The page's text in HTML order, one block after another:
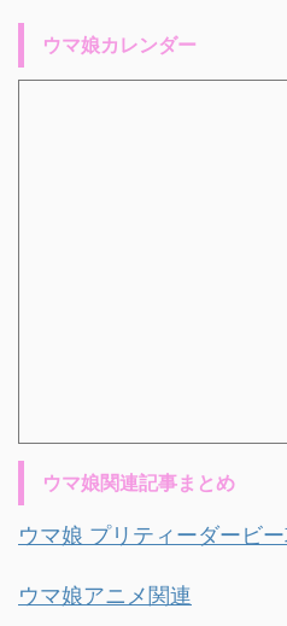
ウマ娘カレンダー
ウマ娘関連記事まとめ
ウマ娘 プリティーダービ
ウマ娘アニメ関連